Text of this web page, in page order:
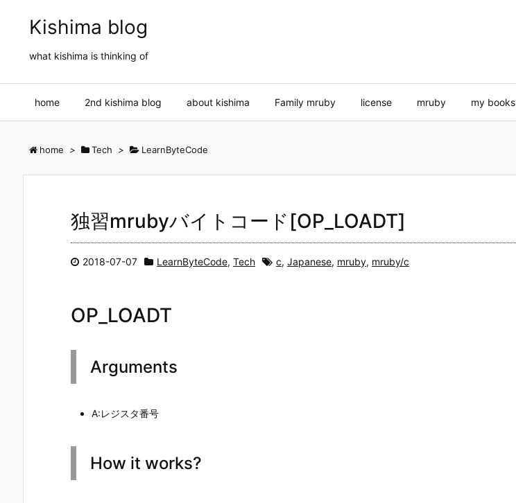
Kishima blog
what kishima is thinking of
home 2nd kishima blog about kishima Family mruby license mruby my books
home > Tech > LearnByteCode
独習mrubyバイトコード[OP_LOADT]
2018-07-07 LearnByteCode, Tech c, Japanese, mruby, mruby/c
OP_LOADT
Arguments
A:レジスタ番号
How it works?